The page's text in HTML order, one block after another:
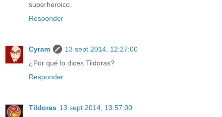
superheroico.
Responder
Cyram
13 sept 2014, 12:27:00
¿Por qué lo dices Tildoras?
Responder
Tildoras 13 sept 2014, 13:57:00